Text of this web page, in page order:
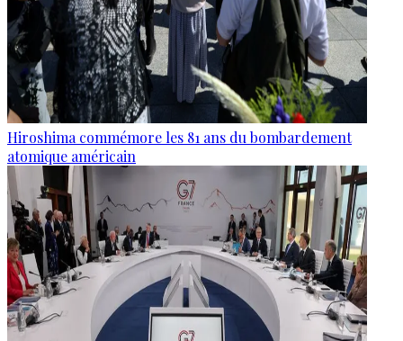
Hiroshima commémore les 81 ans du bombardement
atomique américain